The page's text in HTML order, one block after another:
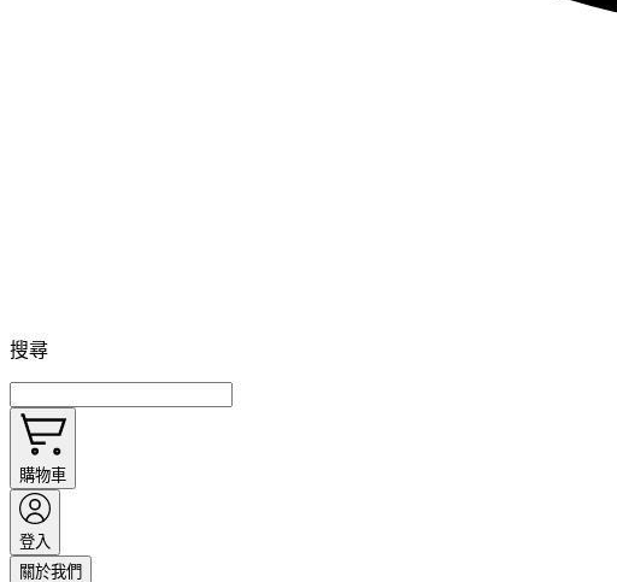
搜尋
購物車
登入
關於我們